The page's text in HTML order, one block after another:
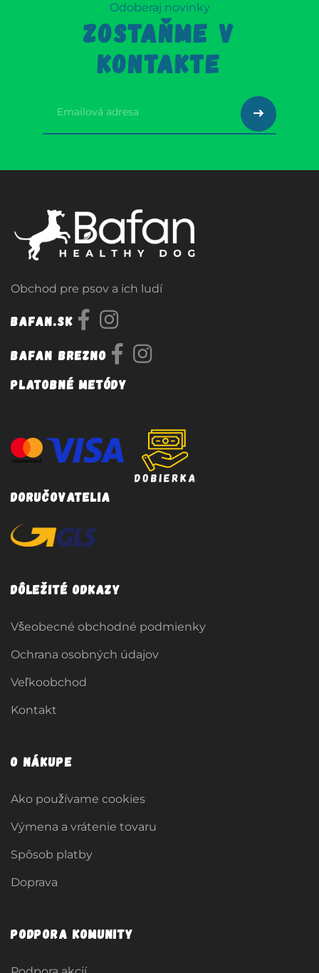
Odoberaj novinky
ZOSTAŇME V
KONTAKTE
Obchod pre psov a ich ludí
Bafan.sk
Bafan Brezno
Platobné metódy
Doručovatelia
Dôležité odkazy
Všeobecné obchodné podmienky
Ochrana osobných údajov
Veľkoobchod
Kontakt
O nákupe
Ako používame cookies
Výmena a vrátenie tovaru
Spôsob platby
Doprava
Podpora komunity